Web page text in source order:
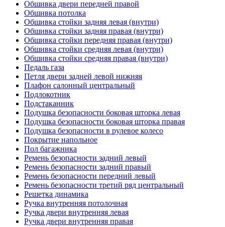
Обшивка двери передней правой
Обшивка потолка
Обшивка стойки задняя левая (внутри)
Обшивка стойки задняя правая (внутри)
Обшивка стойки передняя правая (внутри)
Обшивка стойки средняя левая (внутри)
Обшивка стойки средняя правая (внутри)
Педаль газа
Петля двери задней левой нижняя
Плафон салонный центральный
Подлокотник
Подстаканник
Подушка безопасности боковая шторка левая
Подушка безопасности боковая шторка правая
Подушка безопасности в рулевое колесо
Покрытие напольное
Пол багажника
Ремень безопасности задний левый
Ремень безопасности задний правый
Ремень безопасности передний левый
Ремень безопасности третий ряд центральный
Решетка динамика
Ручка внутренняя потолочная
Ручка двери внутренняя левая
Ручка двери внутренняя правая